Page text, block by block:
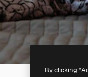
By clicking